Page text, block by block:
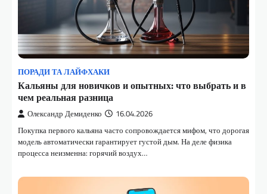
ПОРАДИ ТА ЛАЙФХАКИ
Кальяны для новичков и опытных: что выбрать и в
чем реальная разница
Олександр Демиденко 16.04.2026
Покупка первого кальяна часто сопровождается мифом, что дорогая
модель автоматически гарантирует густой дым. На деле физика
процесса неизменна: горячий воздух…